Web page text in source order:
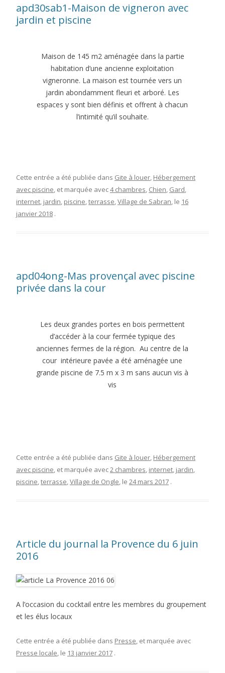
apd30sab1-Maison de vigneron avec
jardin et piscine
Maison de 145 m2 aménagée dans la partie
habitation d’une ancienne exploitation
vigneronne. La maison est tournée vers un
jardin abondamment fleuri et arboré. Les
espaces y sont bien définis et offrent à chacun
l’intimité qu’il souhaite.
Cette entrée a été publiée dans Gite à louer, Hébergement
avec piscine, et marquée avec4 chambres, Chien, Gard,
internet, jardin, piscine,terrasse,Village de Sabran, le 16
janvier 2018 .
apd04ong-Mas provençal avec piscine
privée dans la cour
Les deux grandes portes en bois permettent
d’accéder à la cour fermée typique des
anciennes fermes de la région. Au centre de la
cour intérieure pavée a été aménagée une
grande piscine de 7.5 m x 3 m sans aucun vis à
vis
Cette entrée a été publiée dans Gite à louer, Hébergement
avec piscine, et marquée avec2 chambres, internet, jardin,
piscine,terrasse,Village de Ongle, le 24 mars 2017 .
Article du journal la Provence du 6 juin
2016
A l’occasion du cocktail entre les membres du groupement
et les élus locaux
Cette entrée a été publiée dans Presse, et marquée avec
Presse locale, le 13 janvier 2017 .